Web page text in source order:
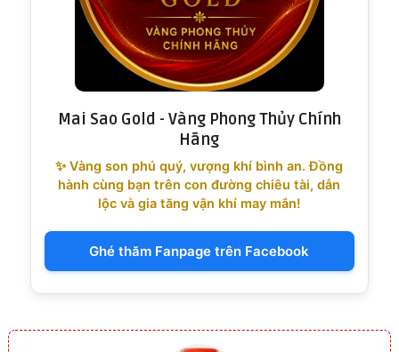
Mai Sao Gold - Vàng Phong Thủy Chính
Hãng
✨ Vàng son phú quý, vượng khí bình an. Đồng
hành cùng bạn trên con đường chiêu tài, dẫn
lộc và gia tăng vận khí may mắn!
Ghé thăm Fanpage trên Facebook